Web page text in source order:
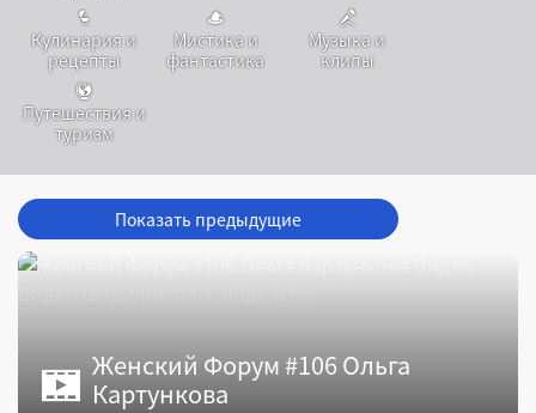
Кулинария и
рецепты
Мистика и
фантастика
Музыка и
клипы
Путешествия и
туризм
Показать предыдущие
Женский Форум #106 Ольга
Картункова